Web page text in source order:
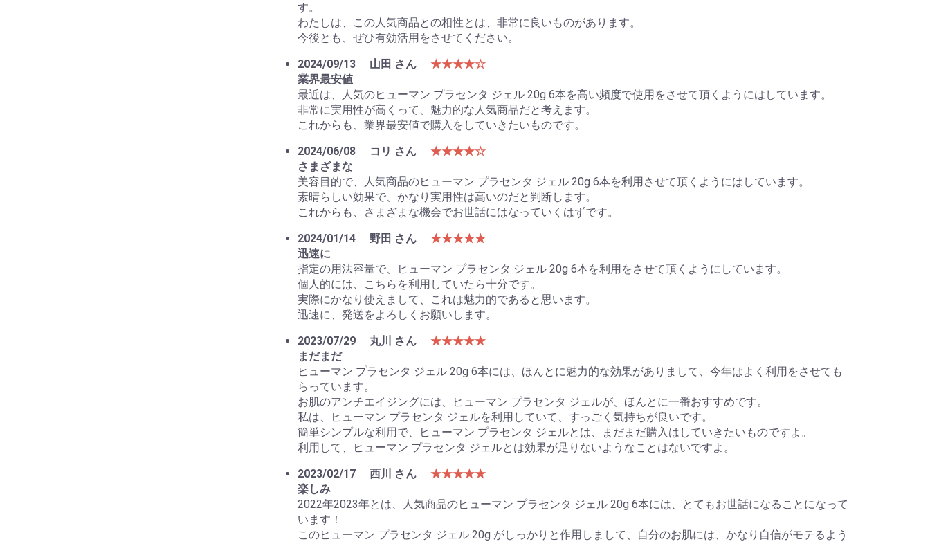
す。
わたしは、この人気商品との相性とは、非常に良いものがあります。
今後とも、ぜひ有効活用をさせてください。
2024/09/13
山田 さん
★★★★☆
業界最安値
最近は、人気のヒューマン プラセンタ ジェル 20g 6本を高い頻度で使用をさせて頂くようにはしています。
非常に実用性が高くって、魅力的な人気商品だと考えます。
これからも、業界最安値で購入をしていきたいものです。
2024/06/08
コリ さん
★★★★☆
さまざまな
美容目的で、人気商品のヒューマン プラセンタ ジェル 20g 6本を利用させて頂くようにはしています。
素晴らしい効果で、かなり実用性は高いのだと判断します。
これからも、さまざまな機会でお世話にはなっていくはずです。
2024/01/14
野田 さん
★★★★★
迅速に
指定の用法容量で、ヒューマン プラセンタ ジェル 20g 6本を利用をさせて頂くようにしています。
個人的には、こちらを利用していたら十分です。
実際にかなり使えまして、これは魅力的であると思います。
迅速に、発送をよろしくお願いします。
2023/07/29
丸川 さん
★★★★★
まだまだ
ヒューマン プラセンタ ジェル 20g 6本には、ほんとに魅力的な効果がありまして、今年はよく利用をさせても
らっています。
お肌のアンチエイジングには、ヒューマン プラセンタ ジェルが、ほんとに一番おすすめです。
私は、ヒューマン プラセンタ ジェルを利用していて、すっごく気持ちが良いです。
簡単シンプルな利用で、ヒューマン プラセンタ ジェルとは、まだまだ購入はしていきたいものですよ。
利用して、ヒューマン プラセンタ ジェルとは効果が足りないようなことはないですよ。
2023/02/17
西川 さん
★★★★★
楽しみ
2022年2023年とは、人気商品のヒューマン プラセンタ ジェル 20g 6本には、とてもお世話になることになって
います！
このヒューマン プラセンタ ジェル 20g がしっかりと作用しまして、自分のお肌には、かなり自信がモテるよう